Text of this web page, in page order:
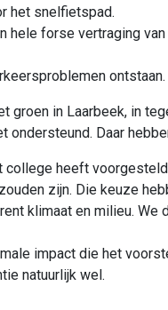
het snelfietspad.
forse vertraging van
groen in Laarbeek, in
ondersteund. Daar
heeft
zijn. Die keuze
klimaat en milieu. We
impact die het
natuurlijk wel.